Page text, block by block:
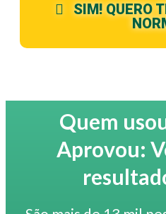
SIM! QUERO
Quem
Aprovou: